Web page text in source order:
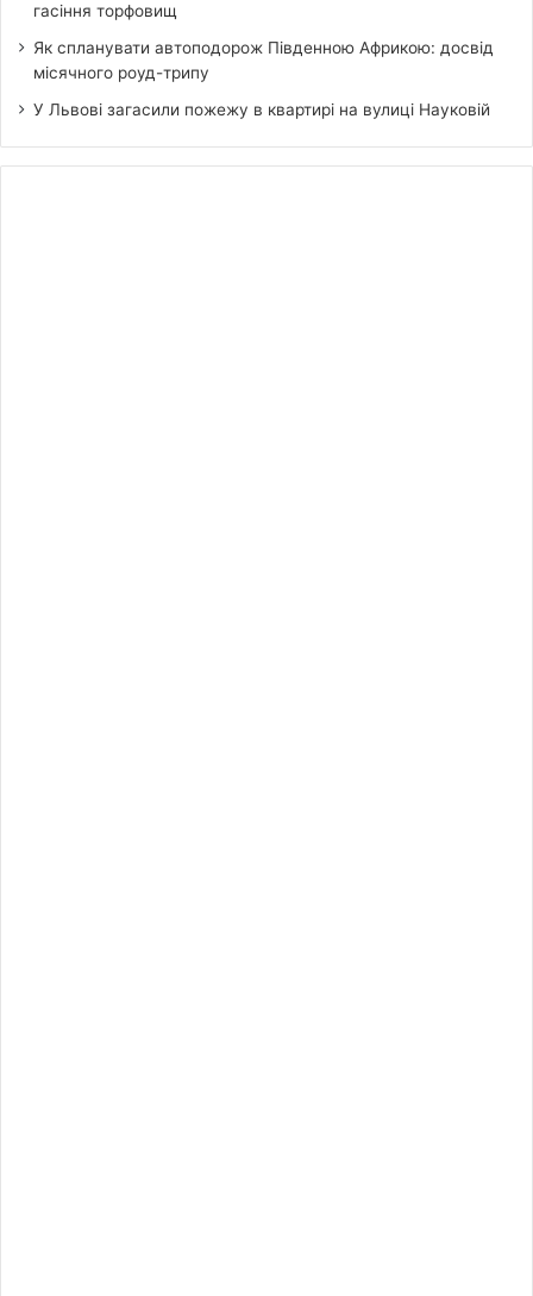
гасіння торфовищ
Як спланувати автоподорож Південною Африкою: досвід
місячного роуд-трипу
У Львові загасили пожежу в квартирі на вулиці Науковій